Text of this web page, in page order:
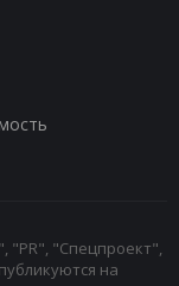
"PR", "Спецпроект",
на